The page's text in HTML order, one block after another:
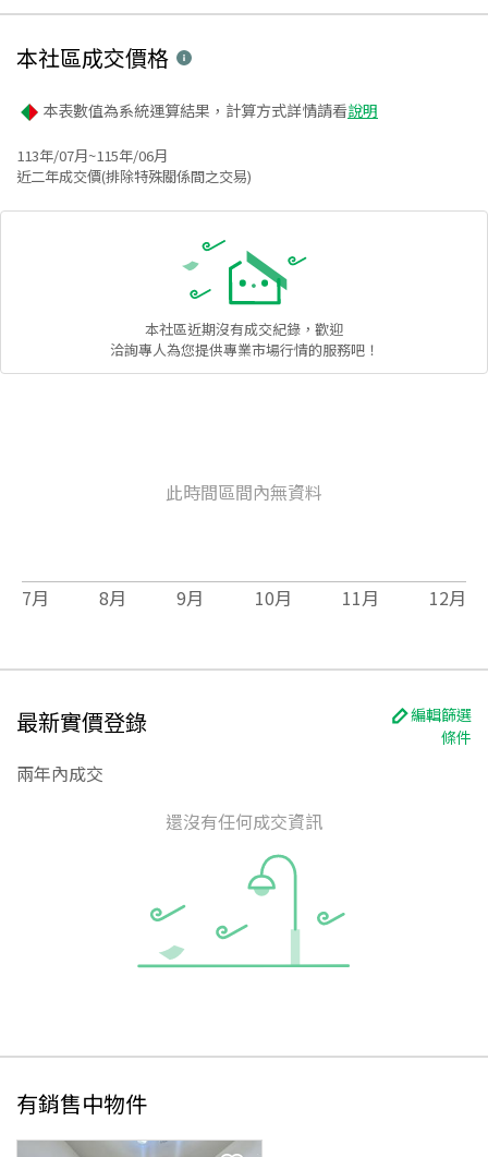
本社區成交價格
本表數值為系統運算結果，計算方式詳情請看說明
113年/07月~115年/06月
近二年成交價(排除特殊關係間之交易)
本社區近期沒有成交紀錄，歡迎
洽詢專人為您提供專業市場行情的服務吧！
此時間區間內無資料
7月 8月 9月 10月 11月 12月
最新實價登錄
編輯篩選
條件
兩年內成交
還沒有任何成交資訊
有銷售中物件